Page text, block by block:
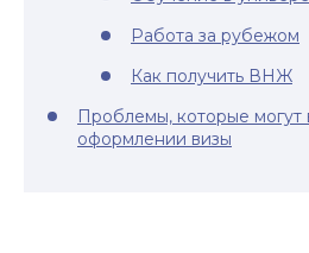
Работа за рубежом
Как получить ВНЖ
Проблемы, которые могут
оформлении визы